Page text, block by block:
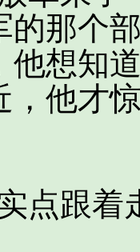
的那个
他想知
，他才
跟着